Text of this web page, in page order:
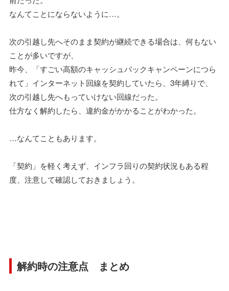
なんてことにならないように…。
次の引越し先へそのまま契約が継続できる場合は、何もない
ことが多いですが、
昨今、「すごい高額のキャッシュバックキャンペーンにつら
れて」インターネット回線を契約していたら、3年縛りで、
次の引越し先へもっていけない回線だった。
仕方なく解約したら、違約金がかかることがわかった。
…なんてこともあります。
「契約」を軽く考えず、インフラ回りの契約状況もある程
度、注意して確認しておきましょう。
解約時の注意点 まとめ